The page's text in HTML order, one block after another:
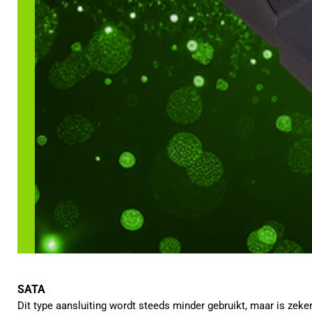
SATA
Dit type aansluiting wordt steeds minder gebruikt, maar is